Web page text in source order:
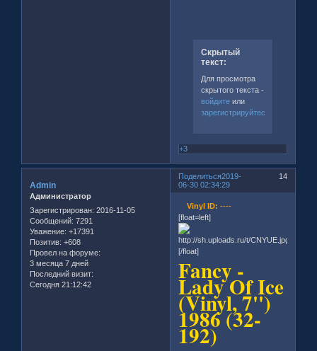
Скрытый
текст:
Для просмотра
скрытого текста -
войдитеили
зарегистрируйтесь
+3
Поделиться 14
2019-
06-30 02:34:29
Admin
Администратор
Зарегистрирован: 2016-11-05
Сообщений: 7291
Уважение: +17391
Позитив: +608
Провел на форуме:
3 месяца 7 дней
Последний визит:
Сегодня 21:12:42
Vinyl ID: ----
[float=left]
[/float]
Fancy -
Lady Of Ice
(Vinyl, 7'')
1986 (32-
192)